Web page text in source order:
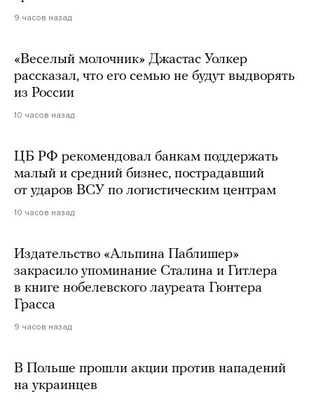
9 часов назад
«Веселый молочник» Джастас Уолкер
рассказал, что его семью не будут выдворять
из России
10 часов назад
ЦБ РФ рекомендовал банкам поддержать
малый и средний бизнес, пострадавший
от ударов ВСУ по логистическим центрам
10 часов назад
Издательство «Альпина Паблишер»
закрасило упоминание Сталина и Гитлера
в книге нобелевского лауреата Гюнтера
Грасса
9 часов назад
В Польше прошли акции против нападений
на украинцев